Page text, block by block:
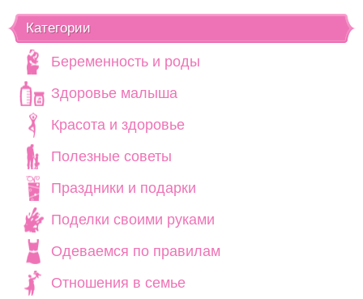
Категории
Беременность и роды
Здоровье малыша
Красота и здоровье
Полезные советы
Праздники и подарки
Поделки своими руками
Одеваемся по правилам
Отношения в семье